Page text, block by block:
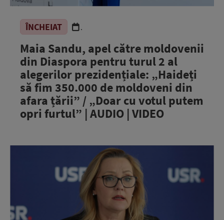
ÎNCHEIAT .
Maia Sandu, apel către moldovenii
din Diaspora pentru turul 2 al
alegerilor prezidențiale: „Haideți
să fim 350.000 de moldoveni din
afara țării” / „Doar cu votul putem
opri furtul” | AUDIO | VIDEO